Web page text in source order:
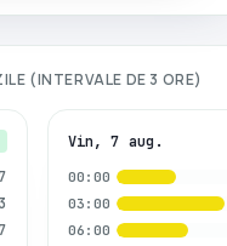
(INTERVALE DE 3 ORE)
Vin, 7 aug.
00:00
03:00
06:00